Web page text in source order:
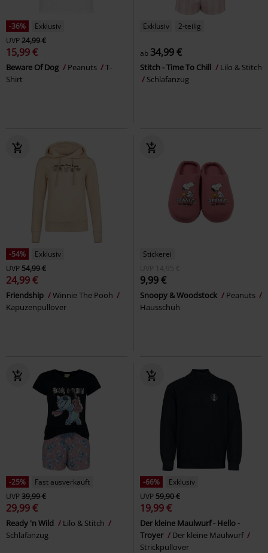
-36%
Exklusiv
UVP24,99 €
15,99 €
Beware Of Dog Peanuts
T-
Shirt
Exklusiv 2-teilig
ab 34,99 €
Stitch - Time To Chill
Lilo & Stitch
Schlafanzug
-54%
Exklusiv
UVP54,99 €
24,99 €
Friendship
Winnie The Pooh
Kapuzenpullover
Stickerei
UVP
14,95 €
9,99 €
Snoopy & Woodstock
Peanuts
Hausschuh
-25%
Fast ausverkauft
UVP39,99 €
29,99 €
Ready 'n Wild
Lilo & Stitch
Schlafanzug
-66%
Exklusiv
UVP59,90 €
19,99 €
Der kleine Maulwurf - Hello -
Troyer
Der kleine Maulwurf
Strickpullover